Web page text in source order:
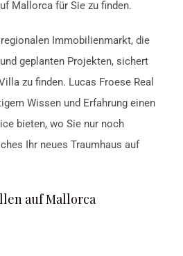
Mallorca für Sie zu finden.
Immobilienmarkt, die
geplanten Projekten, sichert
zu finden. Lucas Froese Real
Wissen und Erfahrung einen
bieten, wo Sie nur noch
Ihr neues Traumhaus auf
auf Mallorca